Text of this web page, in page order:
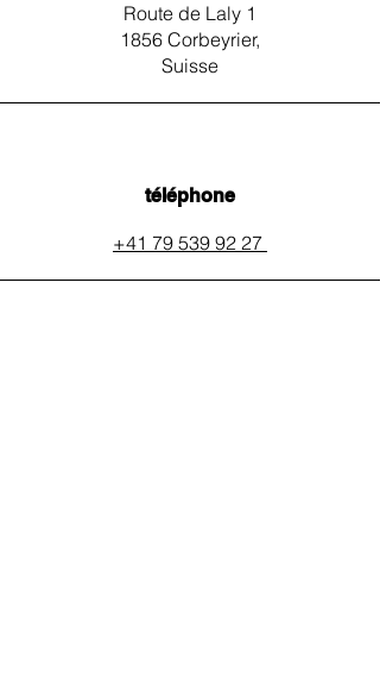
Route de Laly 1
1856 Corbeyrier,
Suisse
téléphone
+41 79 539 92 27